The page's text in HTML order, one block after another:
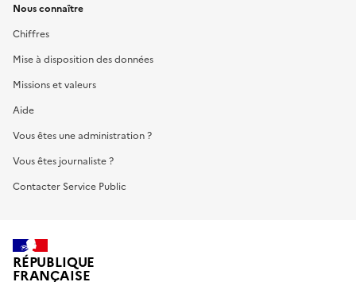
Nous connaître
Chiffres
Mise à disposition des données
Missions et valeurs
Aide
Vous êtes une administration ?
Vous êtes journaliste ?
Contacter Service Public
RÉPUBLIQUE
FRANÇAISE